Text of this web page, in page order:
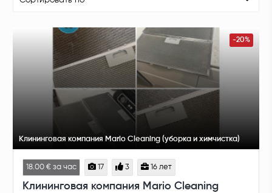
-20%
Клининговая компания Mario Cleaning (уборка и химчистка)
18.00 € за час 17 3 16 лет
Клининговая компания Mario Cleaning